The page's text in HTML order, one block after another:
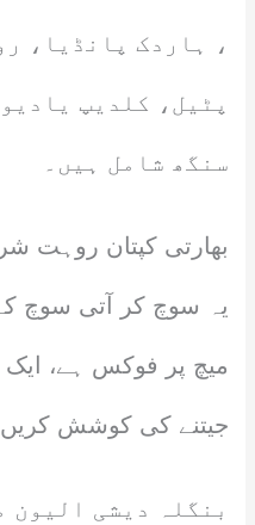
، ہاردک پانڈیا،
پٹیل، کلدیپ
سنگھ شامل ہیں۔
بھارتی کپتان روہت
یہ سوچ کر آتی سوچ
میچ پر فوکس ہے،
جیتنے کی کوشش
بنگلہ دیشی الیون